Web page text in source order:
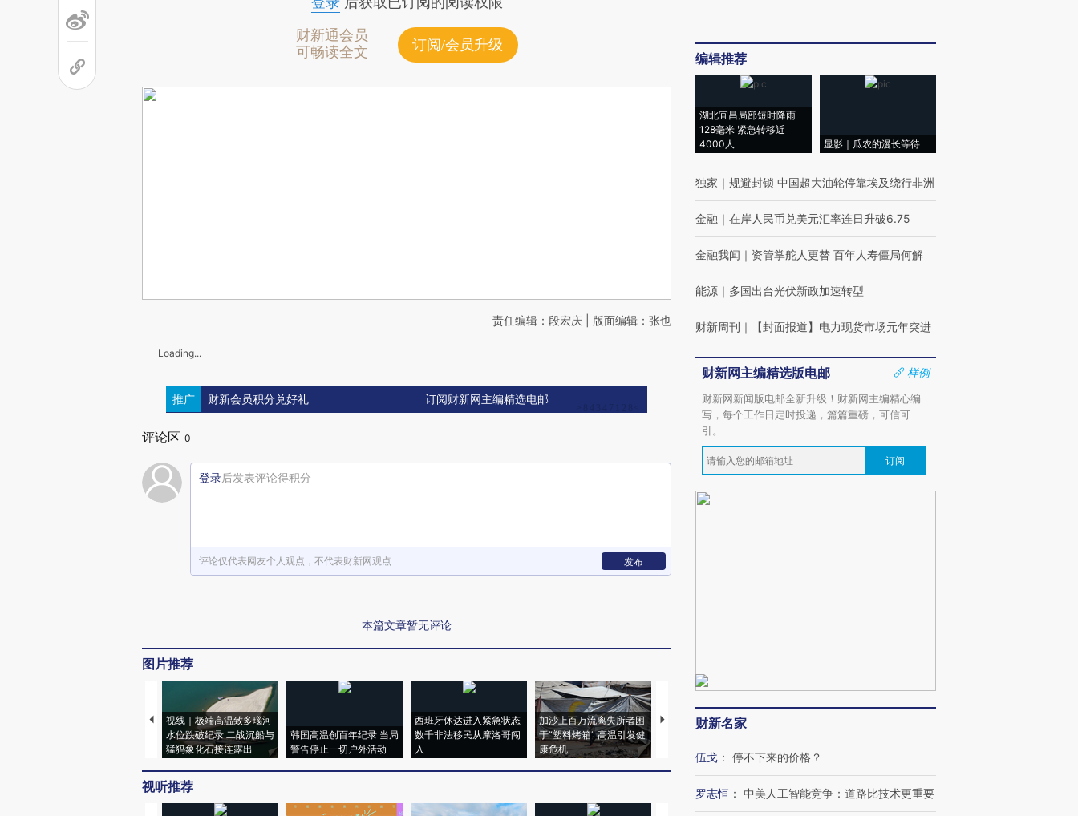
财新通会员
可畅读全文
订阅/会员升级
责任编辑：段宏庆 | 版面编辑：张也
Loading...
推广 财新会员积分兑好礼 订阅财新网主编精选电邮
评论区 0
登录后发表评论得积分
评论仅代表网友个人观点，不代表财新网观点 发布
本篇文章暂无评论
图片推荐
视线｜极端高温致多瑙河
水位跌破纪录 二战沉船与
猛犸象化石接连露出
韩国高温创百年纪录 当局
警告停止一切户外活动
西班牙休达进入紧急状态
数千非法移民从摩洛哥闯
入
加沙上百万流离失所者困
于“塑料烤箱” 高温引发健
康危机
视线｜HYROX的吸金
心“花钱找虐”？
毒品
视听推荐
编辑推荐
湖北宜昌局部短时降雨
128毫米 紧急转移近
4000人
显影｜瓜农的漫长等待
独家 ｜ 规避封锁 中国超大油轮停靠埃及绕行非洲
金融 ｜ 在岸人民币兑美元汇率连日升破6.75
金融我闻 ｜ 资管掌舵人更替 百年人寿僵局何解
能源 ｜ 多国出台光伏新政加速转型
财新周刊 ｜ 【封面报道】电力现货市场元年突进
财新网主编精选版电邮
样例
财新网新闻版电邮全新升级！财新网主编精心编
写，每个工作日定时投递，篇篇重磅，可信可
引。
订阅
财新名家
伍戈 ： 停不下来的价格？
罗志恒 ： 中美人工智能竞争：道路比技术更重要